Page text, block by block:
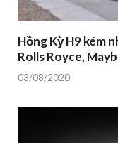
Hồng Kỳ H9 kém
Rolls Royce,
03/08/2020